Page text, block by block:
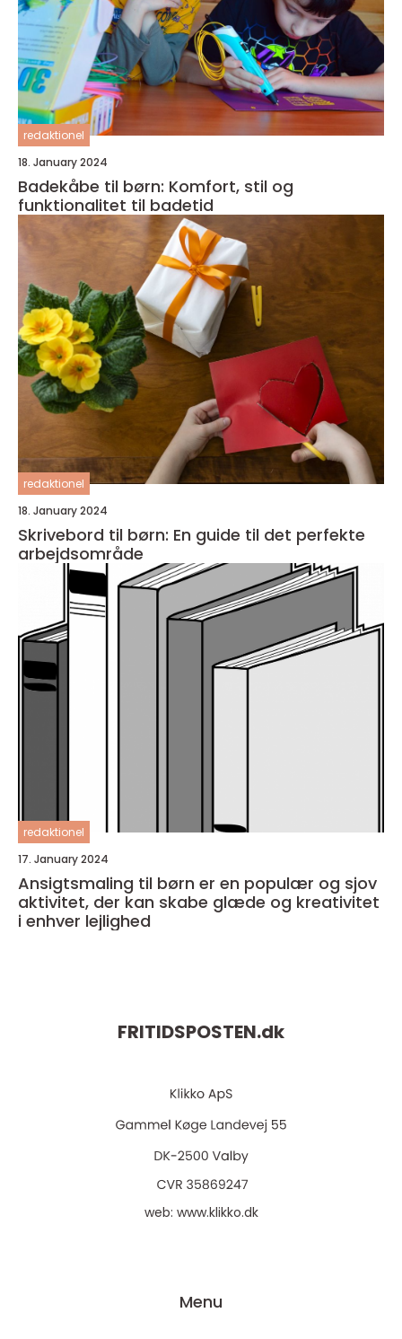
redaktionel
18. January 2024
Badekåbe til børn: Komfort, stil og
funktionalitet til badetid
redaktionel
18. January 2024
Skrivebord til børn: En guide til det perfekte
arbejdsområde
redaktionel
17. January 2024
Ansigtsmaling til børn er en populær og sjov
aktivitet, der kan skabe glæde og kreativitet
i enhver lejlighed
FRITIDSPOSTEN.dk
web: www.klikko.dk
Menu